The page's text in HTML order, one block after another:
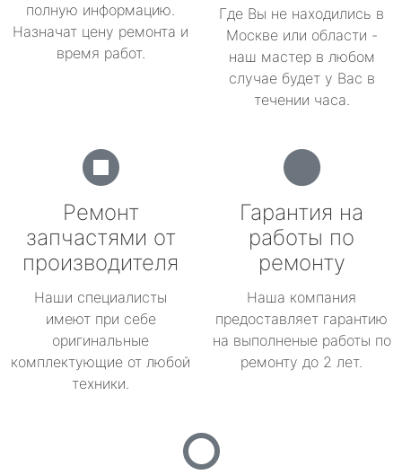
полную информацию.
Назначат цену ремонта и
время работ.
Где Вы не находились в
Москве или области -
наш мастер в любом
случае будет у Вас в
течении часа.
Ремонт
запчастями от
производителя
Наши специалисты
имеют при себе
оригинальные
комплектующие от любой
техники.
Гарантия на
работы по
ремонту
Наша компания
предоставляет гарантию
на выполненые работы по
ремонту до 2 лет.